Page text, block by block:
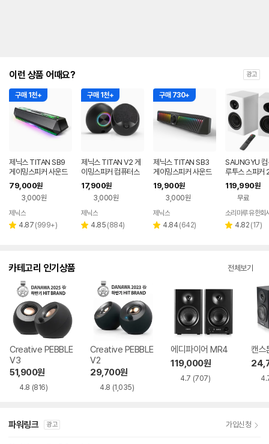
이런 상품 어때요? 광고
구매 1천+
제닉스 TITAN SB9
게이밍스피커 사운드
바 컴퓨터스피커
79,000원
3,000원
페이
제닉스
별 4.87 리
(999+)
구매 1천+
제닉스 TITAN V2 게
이밍스피커 컴퓨터스
피커
17,900원
3,000원
페이
제닉스
별 4.85 리
(884)
구매 730+
제닉스 TITAN SB3
게이밍스피커 사운드
바 컴퓨터스피커
19,900원
3,000원
페이
제닉스
별 4.84 리
(642)
SAUNGYU 컴
루투스 스피커
100W 2채널
B DAC 연결
119,990원
무료
소리마루 유한회
별 4.82 리
(17)
카테고리 인기상품 전체보기
Creative PEBBLE
V3
51,900원
4.8 (816)
Creative PEBBLE
V2
29,700원
4.8 (1,035)
에디파이어 MR4
119,000원
4.7 (707)
캔스
파워링크 광고 가입신청